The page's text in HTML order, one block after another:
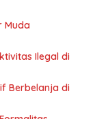
Muda
Ilegal di
Berbelanja di